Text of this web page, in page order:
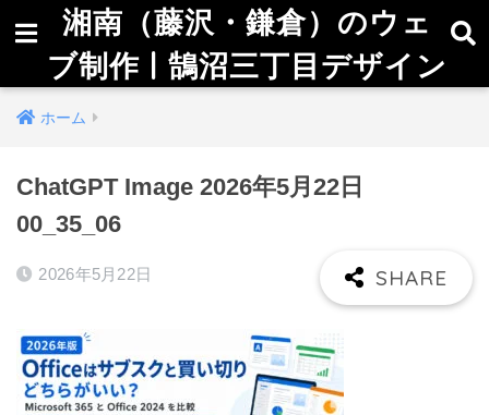
湘南（藤沢・鎌倉）のウェ
ブ制作 | 鵠沼三丁目デザイン
ホーム
ChatGPT Image 2026年5月22日
00_35_06
2026年5月22日